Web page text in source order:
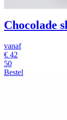
Chocolade
vanaf
€ 42
50
Bestel